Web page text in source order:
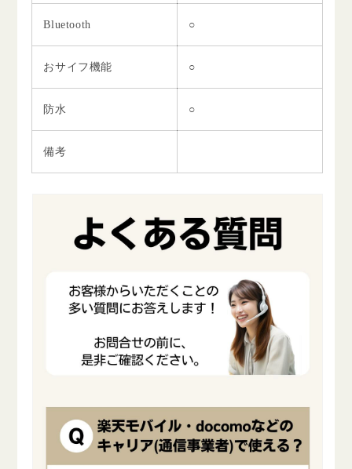
Bluetooth ○
おサイフ機能 ○
防水 ○
備考